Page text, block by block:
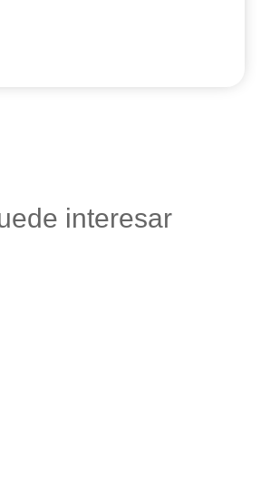
interesar